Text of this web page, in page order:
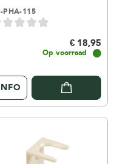
- ocean green
PHA-115
€ 18,95
Op voorraad